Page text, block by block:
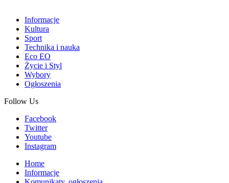
Informacje
Kultura
Sport
Technika i nauka
Eco EO
Życie i Styl
Wybory
Ogłoszenia
Follow Us
Facebook
Twitter
Youtube
Instagram
Home
Informacje